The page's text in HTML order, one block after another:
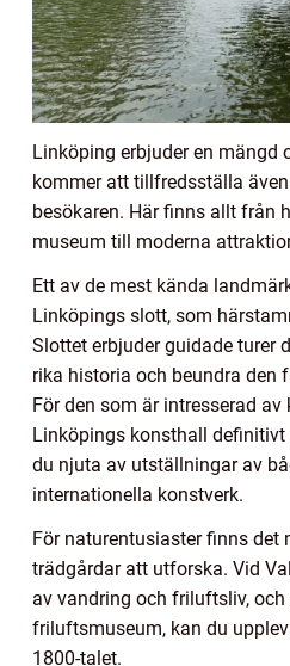
Linköping erbjuder en mängd
kommer att tillfredsställa
besökaren. Här finns allt från
museum till moderna
Ett av de mest kända
Linköpings slott, som
Slottet erbjuder guidade turer
rika historia och beundra den
För den som är intresserad
Linköpings konsthall definitivt
du njuta av utställningar av
internationella konstverk.
För naturentusiaster finns det
trädgårdar att utforska. Vid
av vandring och friluftsliv,
friluftsmuseum, kan du
1800-talet.